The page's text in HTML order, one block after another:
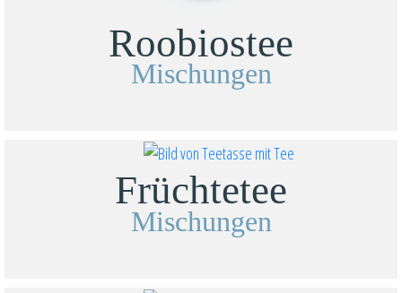
Roobiostee
Mischungen
Früchtetee
Mischungen